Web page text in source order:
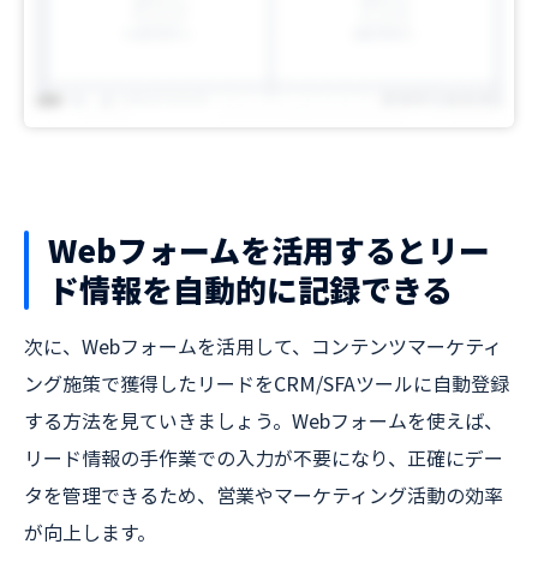
Webフォームを活用するとリー
ド情報を自動的に記録できる
次に、Webフォームを活用して、コンテンツマーケティ
ング施策で獲得したリードをCRM/SFAツールに自動登録
する方法を見ていきましょう。Webフォームを使えば、
リード情報の手作業での入力が不要になり、正確にデー
タを管理できるため、営業やマーケティング活動の効率
が向上します。